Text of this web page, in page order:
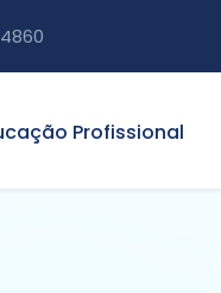
Profissional